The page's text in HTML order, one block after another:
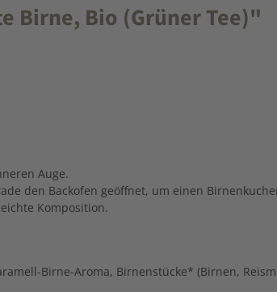
Bio (Grüner Tee)"
Auge.
den Backofen geöffnet, um einen
Komposition.
Birne-Aroma, Birnenstücke* (Birnen,